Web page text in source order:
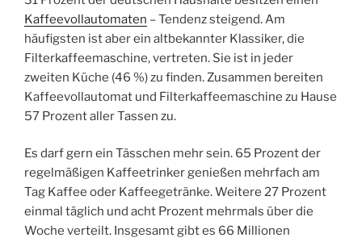
Kaffeevollautomaten – Tendenz steigend. Am
häufigsten ist aber ein altbekannter Klassiker, die
Filterkaffeemaschine, vertreten. Sie ist in jeder
zweiten Küche (46 %) zu finden. Zusammen bereiten
Kaffeevollautomat und Filterkaffeemaschine zu Hause
57 Prozent aller Tassen zu.
Es darf gern ein Tässchen mehr sein. 65 Prozent der
regelmäßigen Kaffeetrinker genießen mehrfach am
Tag Kaffee oder Kaffeegetränke. Weitere 27 Prozent
einmal täglich und acht Prozent mehrmals über die
Woche verteilt. Insgesamt gibt es 66 Millionen